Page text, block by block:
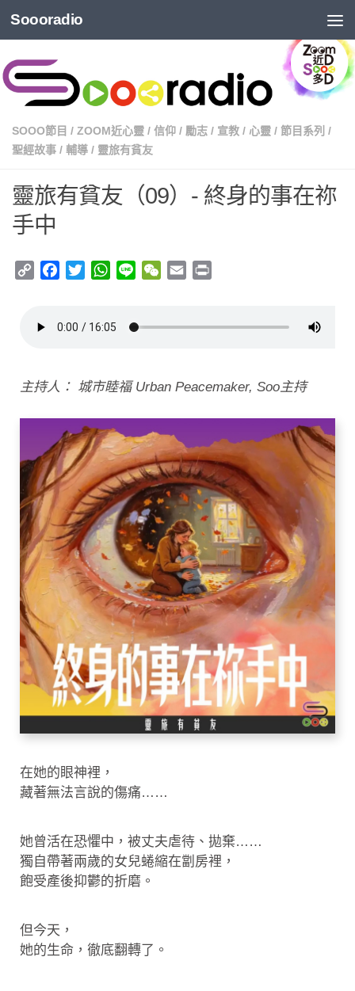
Soooradio
SOOO節目 / ZOOM近心靈 / 信仰 / 勵志 / 宣教 / 心靈 / 節目系列 /
聖經故事 / 輔導 / 靈旅有貧友
靈旅有貧友（09）- 終身的事在祢
手中
Copy
Facebook
TwitterWhatsApp
Line WeChat
Email
主持人： 城市睦福 Urban Peacemaker, Soo主持
在她的眼神裡，
藏著無法言說的傷痛……
她曾活在恐懼中，被丈夫虐待、拋棄……
獨自帶著兩歲的女兒蜷縮在劏房裡，
飽受產後抑鬱的折磨。
但今天，
她的生命，徹底翻轉了。